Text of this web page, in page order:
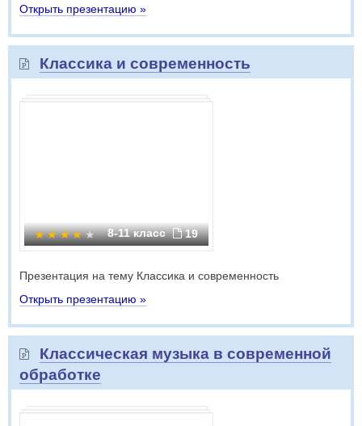
Открыть презентацию »
Классика и современность
8-11 класс 19
Презентация на тему Классика и современность
Открыть презентацию »
Классическая музыка в современной
обработке